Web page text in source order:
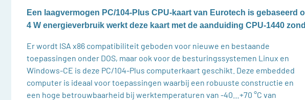
Een laagvermogen PC/104-Plus CPU-kaart van Eurotech is gebaseerd
4 W energieverbruik werkt deze kaart met de aanduiding CPU-1440
Er wordt ISA x86 compatibiliteit geboden voor nieuwe en bestaande
toepassingen onder DOS, maar ook voor de besturingssystemen Linux en
Windows-CE is deze PC/104-Plus computerkaart geschikt. Deze embedded
computer is ideaal voor toepassingen waarbij een robuuste constructie en
een hoge betrouwbaarheid bij werktemperaturen van -40…+70 °C van